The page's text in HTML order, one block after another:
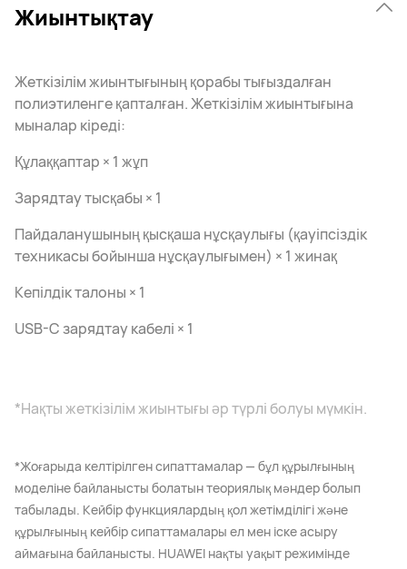
Жиынтықтау
Жеткізілім жиынтығының қорабы тығыздалған
полиэтиленге қапталған. Жеткізілім жиынтығына
мыналар кіреді:
Құлаққаптар × 1 жұп
Зарядтау тысқабы × 1
Пайдаланушының қысқаша нұсқаулығы (қауіпсіздік
техникасы бойынша нұсқаулығымен) × 1 жинақ
Кепілдік талоны × 1
USB-C зарядтау кабелі × 1
*Нақты жеткізілім жиынтығы әр түрлі болуы мүмкін.
*Жоғарыда келтірілген сипаттамалар — бұл құрылғының
моделіне байланысты болатын теориялық мәндер болып
табылады. Кейбір функциялардың қол жетімділігі және
құрылғының кейбір сипаттамалары ел мен іске асыру
аймағына байланысты. HUAWEI нақты уақыт режимінде